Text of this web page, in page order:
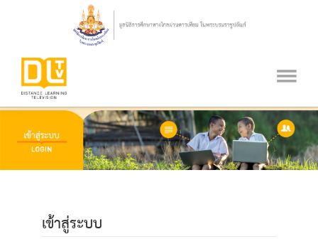
เข้าสู่ระบบ